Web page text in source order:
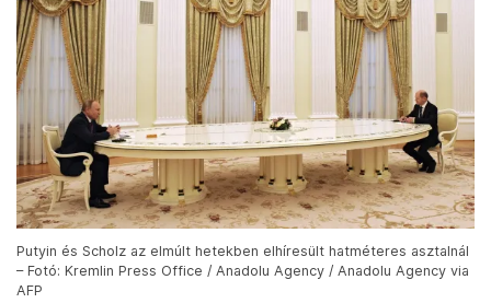
Putyin és Scholz az elmúlt hetekben elhíresült hatméteres asztalnál
– Fotó: Kremlin Press Office / Anadolu Agency / Anadolu Agency via
AFP